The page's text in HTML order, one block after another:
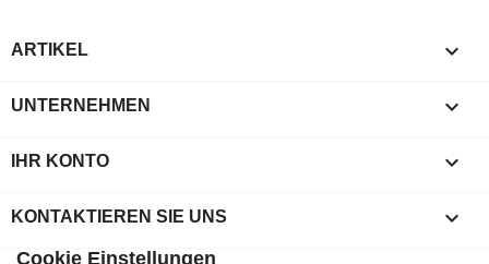
ARTIKEL 
UNTERNEHMEN 
IHR KONTO 
KONTAKTIEREN SIE UNS keyboard_arrow_down
Cookie Einstellungen